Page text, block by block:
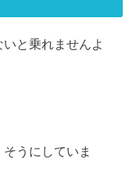
と乗れませんよ
うにしていま